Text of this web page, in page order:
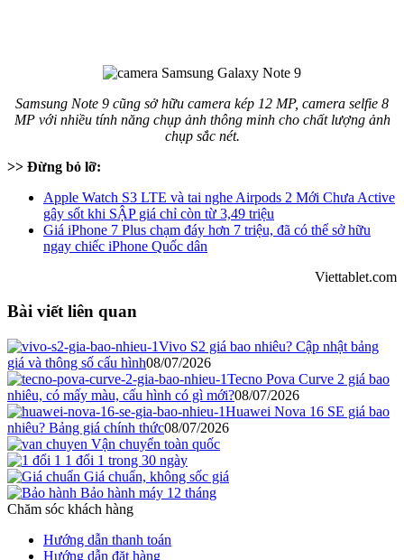
Samsung Note 9 cũng sở hữu camera kép 12 MP, camera selfie 8
MP với nhiều tính năng chụp ảnh thông minh cho chất lượng ảnh
chụp sắc nét.
>> Đừng bỏ lỡ:
Apple Watch S3 LTE và tai nghe Airpods 2 Mới Chưa Active
gây sốt khi SẬP giá chỉ còn từ 3,49 triệu
Giá iPhone 7 Plus chạm đáy hơn 7 triệu, đã có thể sở hữu
ngay chiếc iPhone Quốc dân
Viettablet.com
Bài viết liên quan
Vivo S2 giá bao nhiêu? Cập nhật bảng
giá và thông số cấu hình08/07/2026
Tecno Pova Curve 2 giá bao
nhiêu, có mấy màu, cấu hình có gì mới?08/07/2026
Huawei Nova 16 SE giá bao
nhiêu? Bảng giá chính thức08/07/2026
Vận chuyển toàn quốc
1 đổi 1 trong 30 ngày
Giá chuẩn, không sốc giá
Bảo hành máy 12 tháng
Chăm sóc khách hàng
Hướng dẫn thanh toán
Hướng dẫn đặt hàng